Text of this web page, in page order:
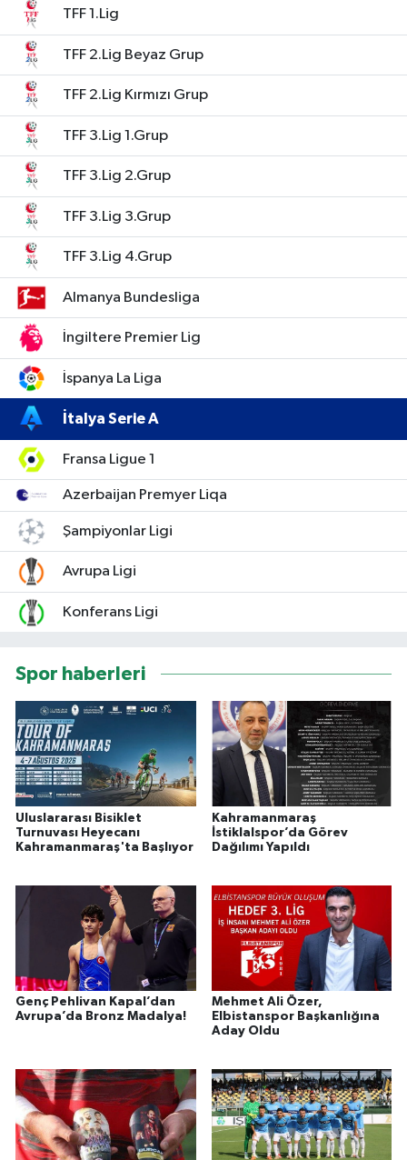
TFF 1.Lig
TFF 2.Lig Beyaz Grup
TFF 2.Lig Kırmızı Grup
TFF 3.Lig 1.Grup
TFF 3.Lig 2.Grup
TFF 3.Lig 3.Grup
TFF 3.Lig 4.Grup
Almanya Bundesliga
İngiltere Premier Lig
İspanya La Liga
İtalya Serie A
Fransa Ligue 1
Azerbaijan Premyer Liqa
Şampiyonlar Ligi
Avrupa Ligi
Konferans Ligi
Spor haberleri
Uluslararası Bisiklet
Turnuvası Heyecanı
Kahramanmaraş'ta Başlıyor
Kahramanmaraş
İstiklalspor’da Görev
Dağılımı Yapıldı
Genç Pehlivan Kapal’dan
Avrupa’da Bronz Madalya!
Mehmet Ali Özer,
Elbistanspor Başkanlığına
Aday Oldu